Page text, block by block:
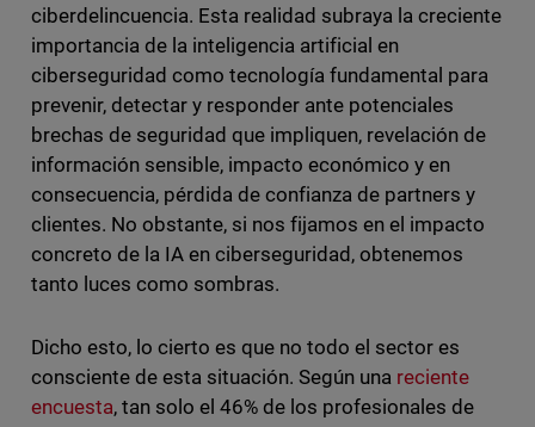
ciberdelincuencia. Esta realidad subraya la creciente
importancia de la inteligencia artificial en
ciberseguridad como tecnología fundamental para
prevenir, detectar y responder ante potenciales
brechas de seguridad que impliquen, revelación de
información sensible, impacto económico y en
consecuencia, pérdida de confianza de partners y
clientes. No obstante, si nos fijamos en el impacto
concreto de la IA en ciberseguridad, obtenemos
tanto luces como sombras.
Dicho esto, lo cierto es que no todo el sector es
consciente de esta situación. Según una reciente
encuesta, tan solo el 46% de los profesionales de